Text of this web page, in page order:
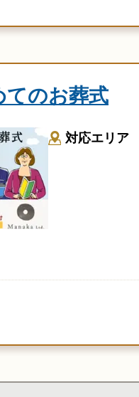
てのお葬式
対応エリア